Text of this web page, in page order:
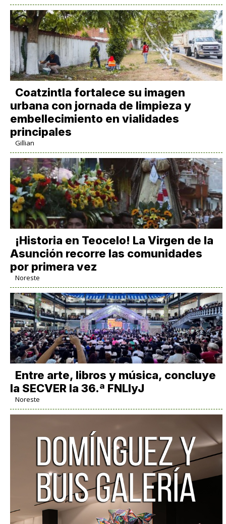
Coatzintla fortalece su imagen
urbana con jornada de limpieza y
embellecimiento en vialidades
principales
Gillian
​¡Historia en Teocelo! La Virgen de la
Asunción recorre las comunidades
por primera vez
Noreste
Entre arte, libros y música, concluye
la SECVER la 36.ª FNLIyJ
Noreste